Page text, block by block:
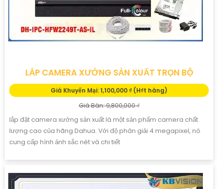
LẮP CAMERA XƯỞNG SẢN XUẤT TRỌN BỘ
Giá Khuyến Mại: 1,100,000 ₫ (H₫t hàng)
Giá Bán: 9,800,000 ₫
lắp đặt camera xưởng sản xuất là một sản phẩm camera chất
lượng cao của hãng Dahua. Với độ phân giải 4 megapixel, nó
cung cấp hình ảnh sắc nét và chi tiết